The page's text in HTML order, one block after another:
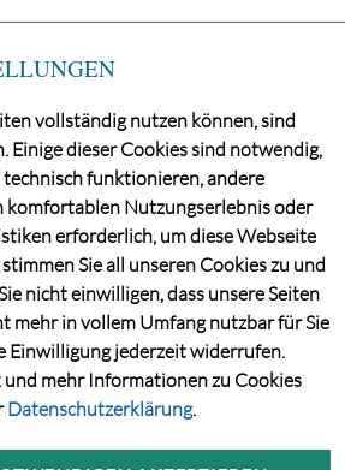
AG
VERTRAGSBEDINGUNGEN
vollständig nutzen können, sind
Einige dieser Cookies sind notwendig,
funktionieren, andere
komfortablen Nutzungserlebnis oder
erforderlich, um diese Webseite
Sie all unseren Cookies zu und
nicht einwilligen, dass unsere Seiten
mehr in vollem Umfang nutzbar für Sie
Einwilligung jederzeit widerrufen.
mehr Informationen zu Cookies
Datenschutzerklärung.